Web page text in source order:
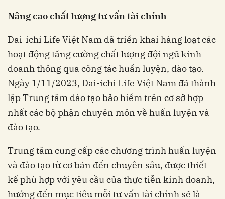
Nâng cao chất lượngtư vấntài chính
Dai-ichi Life Việt Nam đã triển khai hàng loạt các
hoạt động tăng cường chất lượng đội ngũ kinh
doanh thông qua công tác huấn luyện, đào tạo.
Ngày 1/11/2023, Dai-ichi Life Việt Nam đã thành
lập Trung tâm đào tạo bảo hiểm trên cơ sở hợp
nhất các bộ phận chuyên môn về huấn luyện và
đào tạo.
Trung tâm cung cấp các chương trình huấn luyện
và đào tạo từ cơ bản đến chuyên sâu, được thiết
kế phù hợp với yêu cầu của thực tiễn kinh doanh,
hướng đến mục tiêu mỗi tư vấn tài chính sẽ là